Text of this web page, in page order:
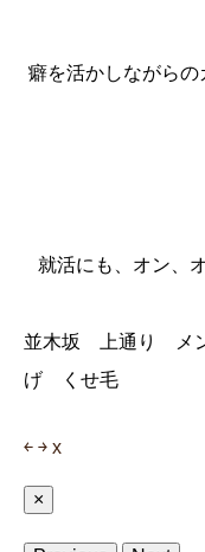
癖を活かしながら
就活にも、オン、
並木坂 上通り メ
げ くせ毛
￩ ￫ x
×